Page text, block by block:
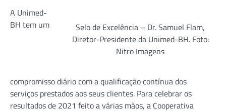
Selo de Excelência – Dr. Samuel Flam,
Diretor-Presidente da Unimed-BH. Foto:
Nitro Imagens
A Unimed-
BH tem um
compromisso diário com a qualificação contínua dos
serviços prestados aos seus clientes. Para celebrar os
resultados de 2021 feito a várias mãos, a Cooperativa